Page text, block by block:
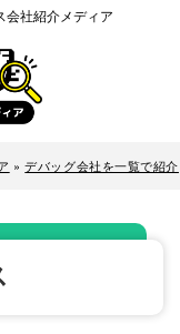
会社紹介メディア
»デバッグ会社を一覧で紹介